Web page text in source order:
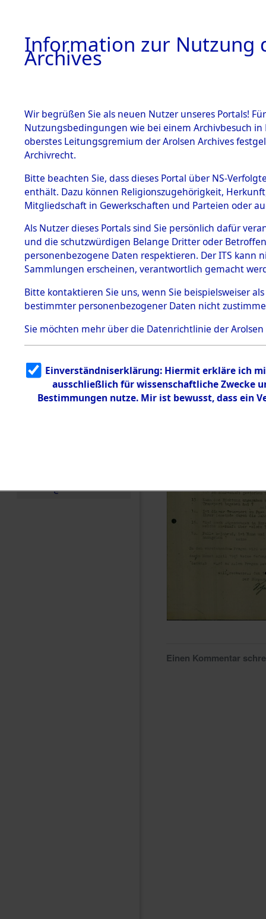
BESTÄNDE
1.
mente
5. Verschiedenes
5.3
Todesmärsche
5.3.1 Alliierte
Erhebungen
zu
Todesmärsch
en
5.3.2
g
5.3.3
Todesmärsch
e
von
Toter aus
Ort ihrer
0003
Einen Kommentar
Information zur Nutzung
Archives
Wir begrüßen Sie als neuen Nutzer unseres Portals!
Nutzungsbedingungen wie bei einem Archivbesuch
oberstes Leitungsgremium der Arolsen Archives
Archivrecht.
Bitte beachten Sie, dass dieses Portal über NS-
enthält. Dazu können Religionszugehörigkeit,
Mitgliedschaft in Gewerkschaften und Parteien oder
Als Nutzer dieses Portals sind Sie persönlich dafür
und die schutzwürdigen Belange Dritter oder
personenbezogene Daten respektieren. Der ITS
Sammlungen erscheinen, verantwortlich gemacht
Bitte kontaktieren Sie uns, wenn Sie beispielsweiser
bestimmter personenbezogener Daten nicht
Sie möchten mehr über die Datenrichtlinie der Arolsen
Einverständniserklärung: Hiermit erkläre ich
ausschließlich für wissenschaftliche Zwecke
Bestimmungen nutze. Mir ist bewusst, dass ein